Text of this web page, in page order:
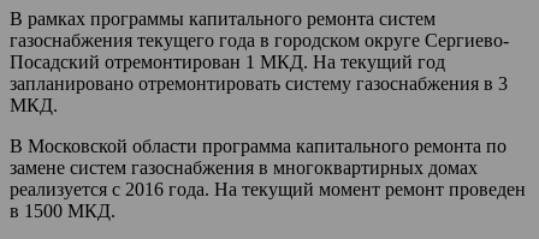
В рамках программы капитального ремонта систем
газоснабжения текущего года в городском округе Сергиево-
Посадский отремонтирован 1 МКД. На текущий год
запланировано отремонтировать систему газоснабжения в 3
МКД.
В Московской области программа капитального ремонта по
замене систем газоснабжения в многоквартирных домах
реализуется с 2016 года. На текущий момент ремонт проведен
в 1500 МКД.